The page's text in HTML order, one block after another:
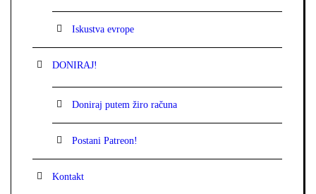
Iskustva evrope
DONIRAJ!
Doniraj putem žiro računa
Postani Patreon!
Kontakt